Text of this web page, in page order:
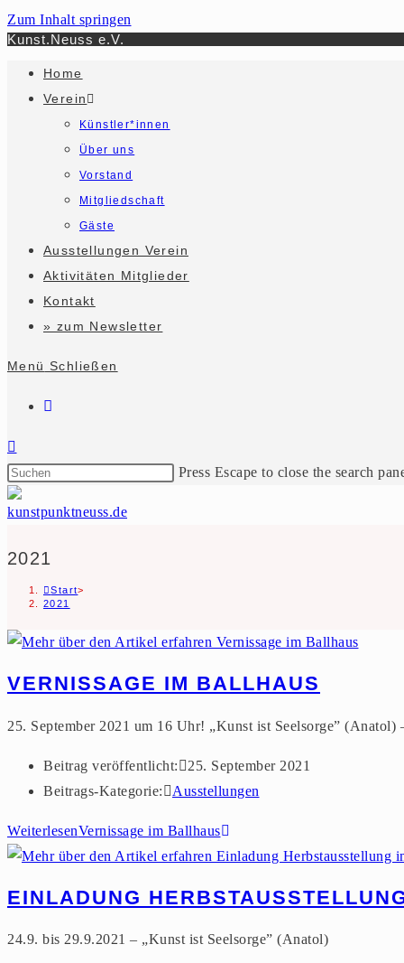
Zum Inhalt springen
Kunst.Neuss e.V.
Home
Verein
Künstler*innen
Über uns
Vorstand
Mitgliedschaft
Gäste
Ausstellungen Verein
Aktivitäten Mitglieder
Kontakt
» zum Newsletter
Menü Schließen
Press Escape to close the search
2021
Start>
2021
VERNISSAGE IM BALLHAUS
25. September 2021 um 16 Uhr! „Kunst ist Seelsorge”
Beitrag veröffentlicht:
25. September 2021
Beitrags-Kategorie:
Ausstellungen
WeiterlesenVernissage im Ballhaus
EINLADUNG
24.9. bis 29.9.2021 – „Kunst ist Seelsorge” (Anatol)